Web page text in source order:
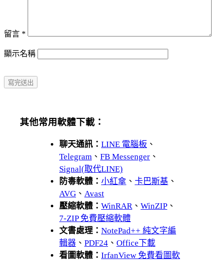
留言 *
顯示名稱
其他常用軟體下載：
聊天通訊： LINE 電腦板 、
Telegram 、 FB Messenger 、
Signal(取代LINE)
防毒軟體： 小紅傘 、 卡巴斯基 、
AVG 、 Avast
壓縮軟體： WinRAR、 WinZIP 、
7-ZIP 免費壓縮軟體
文書處理： NotePad++ 純文字編
輯器 、 PDF24 、 Office下載
看圖軟體： IrfanView 免費看圖軟